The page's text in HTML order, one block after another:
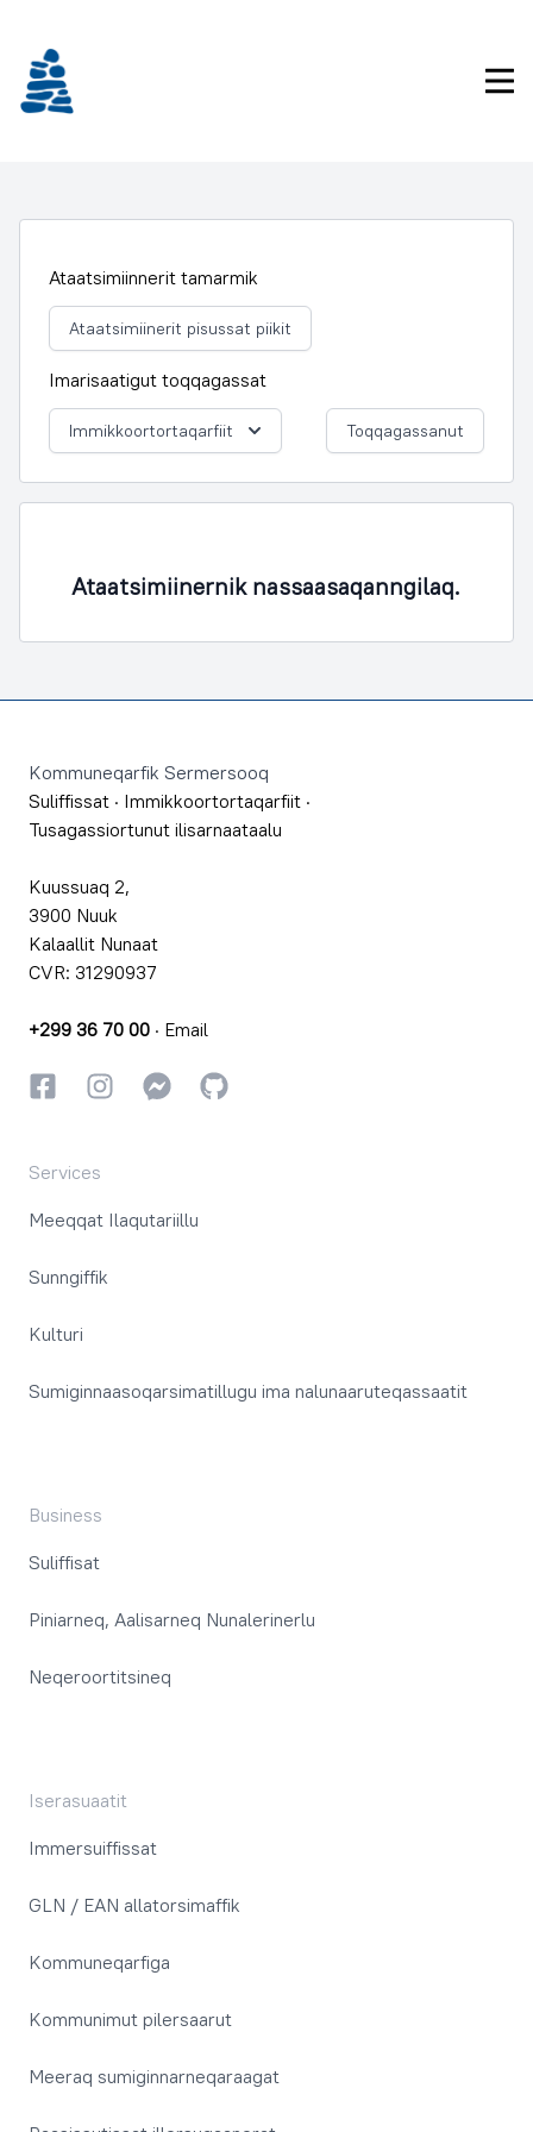
Ataatsimiinnerit tamarmik
Ataatsimiinerit pisussat piikit
Imarisaatigut toqqagassat
Immikkoortortaqarfiit Toqqagassanut
Ataatsimiinernik nassaasaqanngilaq.
Kommuneqarfik Sermersooq
Suliffissat · Immikkoortortaqarfiit ·
Tusagassiortunut ilisarnaataalu
Kuussuaq 2,
3900 Nuuk
Kalaallit Nunaat
CVR: 31290937
+299 36 70 00 · Email
FacebookkiInstagrammiInstagrammi
GitHub
Services
Meeqqat Ilaqutariillu
Sunngiffik
Kulturi
Sumiginnaasoqarsimatillugu ima nalunaaruteqassaatit
Business
Suliffisat
Piniarneq, Aalisarneq Nunalerinerlu
Neqeroortitsineq
Iserasuaatit
Immersuiffissat
GLN / EAN allatorsimaffik
Kommuneqarfiga
Kommunimut pilersaarut
Meeraq sumiginnarneqaraagat